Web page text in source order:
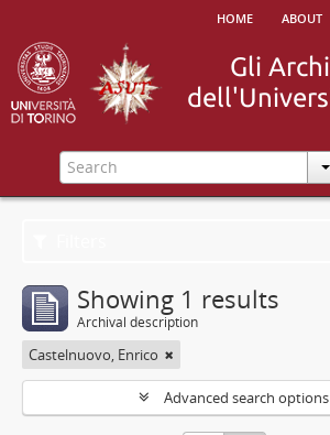
home about
Showing 1 results
Archival description
Castelnuovo, Enrico
Advanced search options